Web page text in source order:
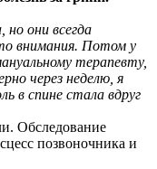
но они всегда
внимания. Потом у
терапевту,
через неделю, я
в спине стала вдруг
Обследование
позвоночника и